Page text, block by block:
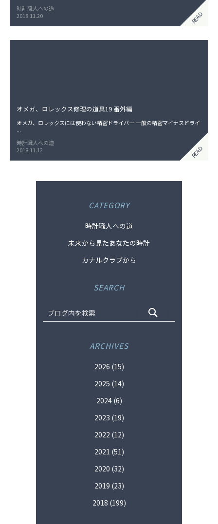
時計職人への道
2018.11.20
READ
オメガ、ロレックス修理の道具19 番外編
オメガ、ロレックスには使わない精密ドライバー 一般の精密マイナスドライ
...
時計職人への道
2018.11.12
READ
CATEGORY
時計職人への道
未来から見たあなたの時計
カナルクラブから
SEARCH
ARCHIVES
2026 (15)
2025 (14)
2024(6)
2023 (19)
2022 (12)
2021 (51)
2020 (32)
2019 (23)
2018 (199)